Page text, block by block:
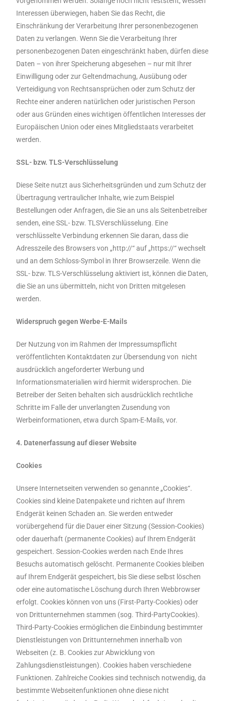
Interessen überwiegen, haben Sie das Recht, die
Einschränkung der Verarbeitung Ihrer personenbezogenen
Daten zu verlangen. Wenn Sie die Verarbeitung Ihrer
personenbezogenen Daten eingeschränkt haben, dürfen diese
Daten – von ihrer Speicherung abgesehen – nur mit Ihrer
Einwilligung oder zur Geltendmachung, Ausübung oder
Verteidigung von Rechtsansprüchen oder zum Schutz der
Rechte einer anderen natürlichen oder juristischen Person
oder aus Gründen eines wichtigen öffentlichen Interesses der
Europäischen Union oder eines Mitgliedstaats verarbeitet
werden.
SSL- bzw. TLS-Verschlüsselung
Diese Seite nutzt aus Sicherheitsgründen und zum Schutz der
Übertragung vertraulicher Inhalte, wie zum Beispiel
Bestellungen oder Anfragen, die Sie an uns als Seitenbetreiber
senden, eine SSL- bzw. TLSVerschlüsselung. Eine
verschlüsselte Verbindung erkennen Sie daran, dass die
Adresszeile des Browsers von „http://“ auf „https://“ wechselt
und an dem Schloss-Symbol in Ihrer Browserzeile. Wenn die
SSL- bzw. TLS-Verschlüsselung aktiviert ist, können die Daten,
die Sie an uns übermitteln, nicht von Dritten mitgelesen
werden.
Widerspruch gegen Werbe-E-Mails
Der Nutzung von im Rahmen der Impressumspflicht
veröffentlichten Kontaktdaten zur Übersendung von nicht
ausdrücklich angeforderter Werbung und
Informationsmaterialien wird hiermit widersprochen. Die
Betreiber der Seiten behalten sich ausdrücklich rechtliche
Schritte im Falle der unverlangten Zusendung von
Werbeinformationen, etwa durch Spam-E-Mails, vor.
4. Datenerfassung auf dieser Website
Cookies
Unsere Internetseiten verwenden so genannte „Cookies“.
Cookies sind kleine Datenpakete und richten auf Ihrem
Endgerät keinen Schaden an. Sie werden entweder
vorübergehend für die Dauer einer Sitzung (Session-Cookies)
oder dauerhaft (permanente Cookies) auf Ihrem Endgerät
gespeichert. Session-Cookies werden nach Ende Ihres
Besuchs automatisch gelöscht. Permanente Cookies bleiben
auf Ihrem Endgerät gespeichert, bis Sie diese selbst löschen
oder eine automatische Löschung durch Ihren Webbrowser
erfolgt. Cookies können von uns (First-Party-Cookies) oder
von Drittunternehmen stammen (sog. Third-PartyCookies).
Third-Party-Cookies ermöglichen die Einbindung bestimmter
Dienstleistungen von Drittunternehmen innerhalb von
Webseiten (z. B. Cookies zur Abwicklung von
Zahlungsdienstleistungen). Cookies haben verschiedene
Funktionen. Zahlreiche Cookies sind technisch notwendig, da
bestimmte Webseitenfunktionen ohne diese nicht